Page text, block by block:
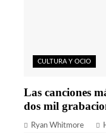
CULTURA Y OCIO
Las canciones
dos mil
Ryan Whitmore